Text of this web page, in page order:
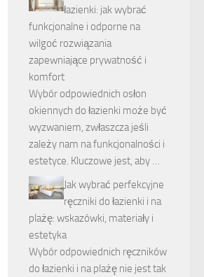
łazienki: jak wybrać
funkcjonalne i odporne na
wilgoć rozwiązania
zapewniające prywatność i
komfort
Wybór odpowiednich osłon
okiennych do łazienki może być
wyzwaniem, zwłaszcza jeśli
zależy nam na funkcjonalności i
estetyce. Kluczowe jest, aby …
Jak wybrać perfekcyjne
ręczniki do łazienki i na
plażę: wskazówki, materiały i
estetyka
Wybór odpowiednich ręczników
do łazienki i na plażę nie jest tak